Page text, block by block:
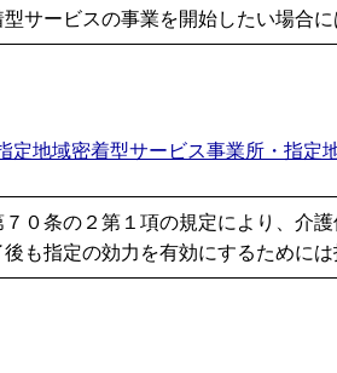
サービスの事業を開始したい場合
定地域密着型サービス事業所・指定
０条の２第１項の規定により、介
も指定の効力を有効にするためには